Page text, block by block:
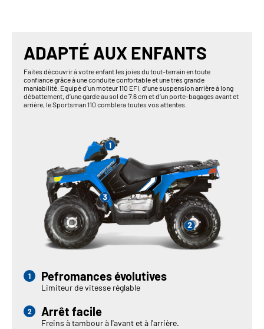
ADAPTÉ AUX ENFANTS
Faites découvrir à votre enfant les joies du tout-terrain en toute
confiance grâce à une conduite confortable et une très grande
maniabilité. Equipé d’un moteur 110 EFI, d’une suspension arrière à long
débattement, d’une garde au sol de 7.6 cm et d’un porte-bagages avant et
arrière, le Sportsman 110 comblera toutes vos attentes.
Pefromances évolutives
Limiteur de vitesse réglable
Arrêt facile
Freins à tambour à l'avant et à l'arrière.